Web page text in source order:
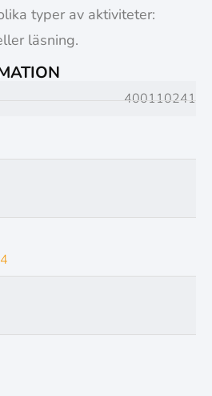
typer av aktiviteter:
läsning.
400110241